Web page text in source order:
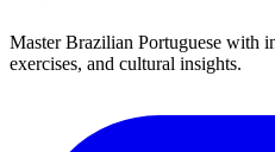
Master Brazilian Portuguese with
exercises, and cultural insights.